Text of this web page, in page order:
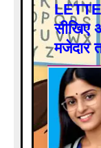
सीखिए
मजेदार